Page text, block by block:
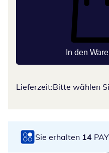
In den
Lieferzeit:Bitte wählen
Sie erhalten 14